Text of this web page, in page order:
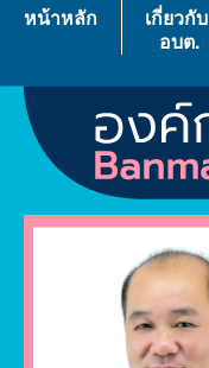
หน้าหลัก
เกี่ยวกับ
อบต.